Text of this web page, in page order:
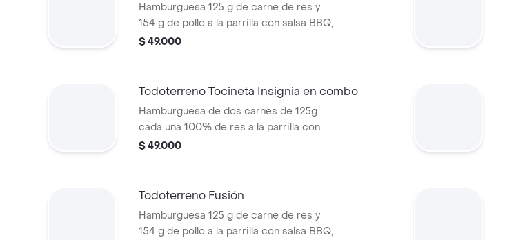
Hamburguesa 125 g de carne de res y
154 g de pollo a la parrilla con salsa BBQ,
tocineta, queso mozzarella, pepinillos,
cascos) + bebida PET
$ 49.000
Todoterreno Tocineta Insignia en combo
Hamburguesa de dos carnes de 125g
cada una 100% de res a la parrilla con
salsa BBQ, tocineta, queso mozzarella,
papa + papas Corral medianas + bebida
$ 49.000
Todoterreno Fusión
Hamburguesa 125 g de carne de res y
154 g de pollo a la parrilla con salsa BBQ,